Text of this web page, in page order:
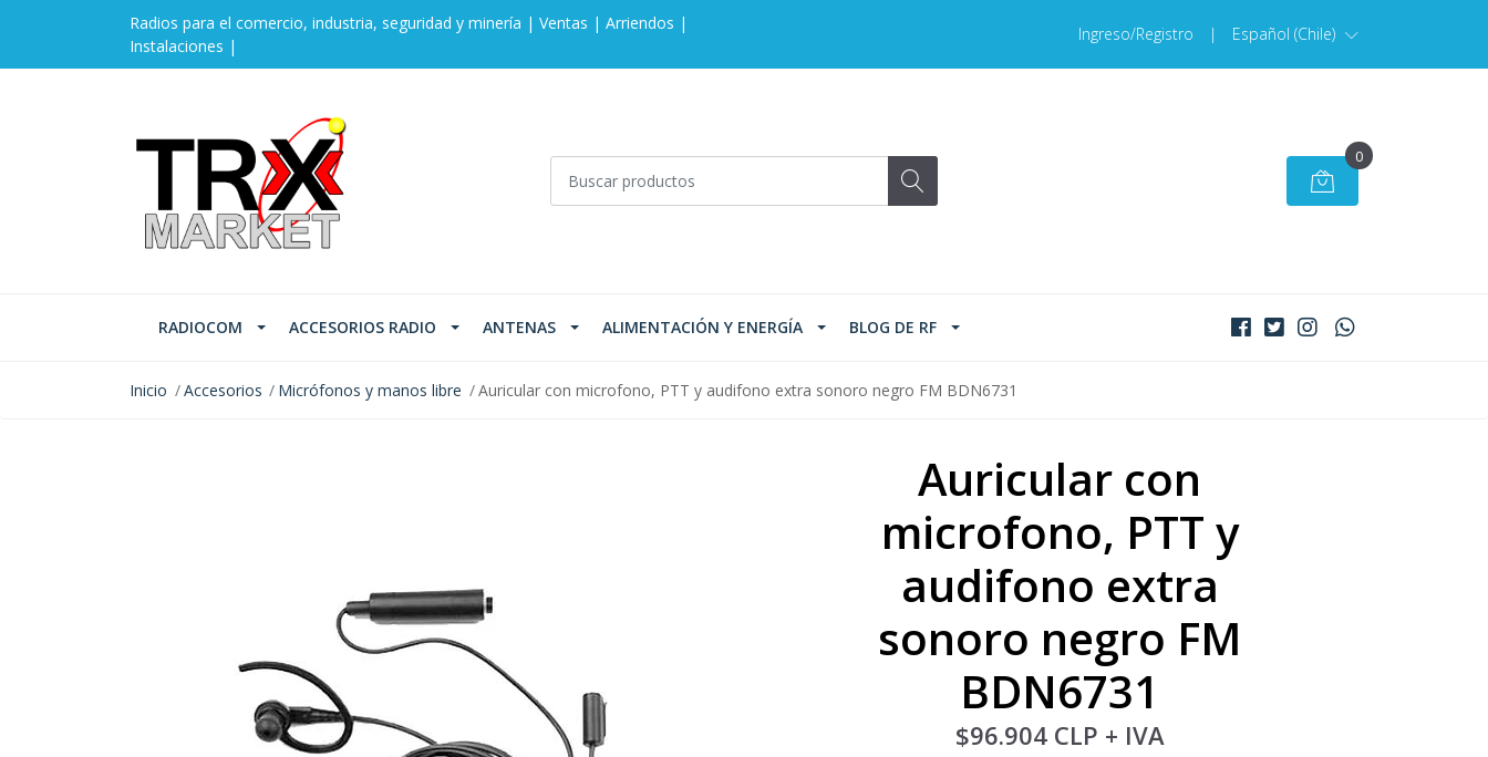
Radios para el comercio, industria, seguridad y minería | Ventas | Arriendos |
Instalaciones |
Ingreso/Registro | Español (Chile)
0
RADIOCOM ACCESORIOS RADIO ANTENAS ALIMENTACIÓN Y ENERGÍA BLOG DE RF
Inicio Accesorios Micrófonos y manos libre Auricular con microfono, PTT y audifono extra sonoro negro FM BDN6731
Auricular con
microfono, PTT y
audifono extra
sonoro negro FM
BDN6731
$96.904 CLP + IVA